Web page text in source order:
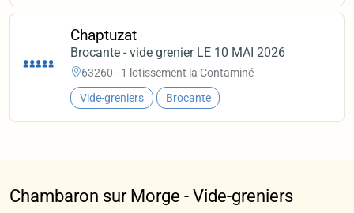
Chaptuzat
Brocante - vide grenier LE 10 MAI 2026
63260 - 1 lotissement la Contaminé
Vide-greniers Brocante
Chambaron sur Morge - Vide-greniers